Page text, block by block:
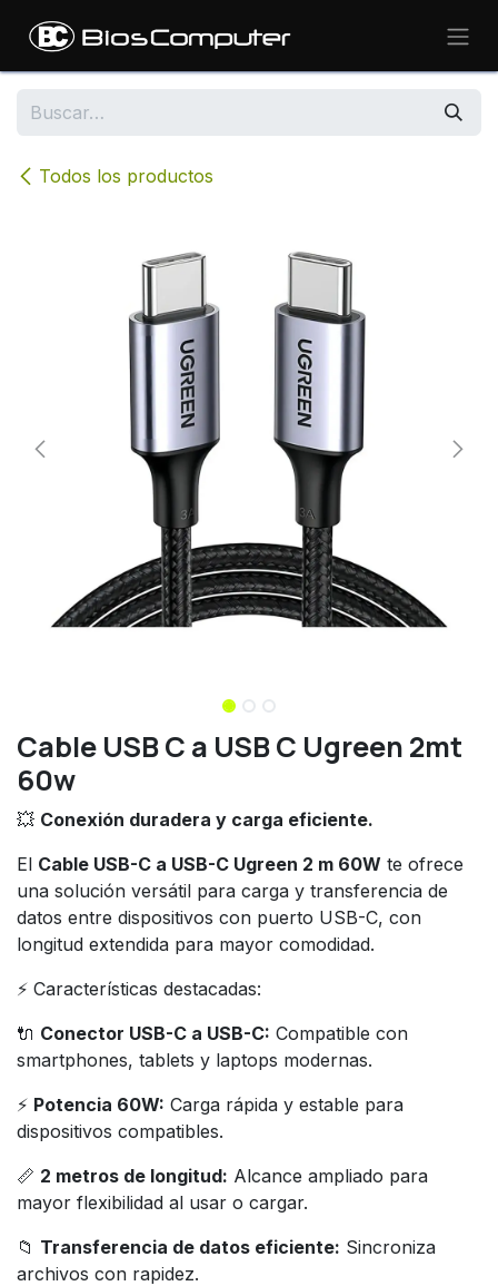
Todos los productos
Cable USB C a USB C Ugreen 2mt
60w
💥 Conexión duradera y carga eficiente.
El Cable USB-C a USB-C Ugreen 2 m 60W te ofrece
una solución versátil para carga y transferencia de
datos entre dispositivos con puerto USB-C, con
longitud extendida para mayor comodidad.
⚡ Características destacadas:
🔌 Conector USB-C a USB-C: Compatible con
smartphones, tablets y laptops modernas.
⚡ Potencia 60W: Carga rápida y estable para
dispositivos compatibles.
📏 2 metros de longitud: Alcance ampliado para
mayor flexibilidad al usar o cargar.
📁 Transferencia de datos eficiente: Sincroniza
archivos con rapidez.